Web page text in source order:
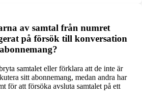
av samtal från numret
på försök till konversation
samtalet eller förklara att de inte är
sitt abonnemang, medan andra har
för att försöka avsluta samtalet på ett